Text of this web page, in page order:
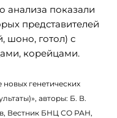
анализа показали
представителей
шоно, готол) с
корейцами.
новых генетических
авторы: Б. В.
Вестник БНЦ СО РАН,